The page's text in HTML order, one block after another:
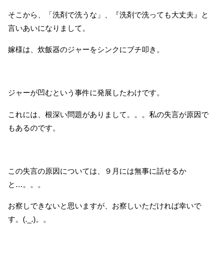
そこから、「洗剤で洗うな」、『洗剤で洗っても大丈夫』と
言いあいになりまして。
嫁様は、炊飯器のジャーをシンクにブチ叩き。
ジャーが凹むという事件に発展したわけです。
これには、根深い問題がありまして。。。私の失言が原因で
もあるのです。
この失言の原因については、９月には無事に話せるか
と…。。。
お察しできないと思いますが、お察しいただければ幸いで
す。(._.)。。